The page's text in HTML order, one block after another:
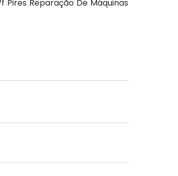
Pires Reparação De Máquinas